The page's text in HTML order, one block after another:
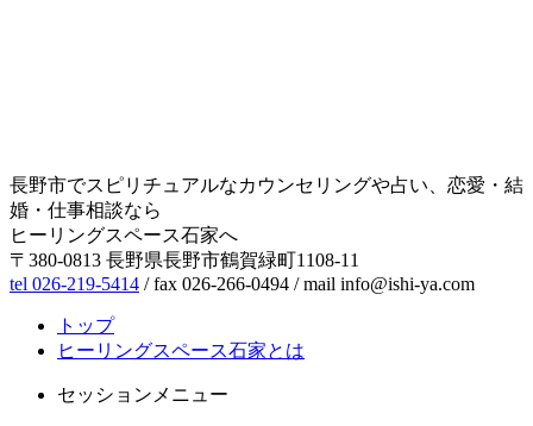
長野市でスピリチュアルなカウンセリングや占い、恋愛・結
婚・仕事相談なら
ヒーリングスペース石家へ
〒380-0813 長野県長野市鶴賀緑町1108-11
tel 026-219-5414 / fax 026-266-0494 / mail info@ishi-ya.com
トップ
ヒーリングスペース石家とは
セッションメニュー